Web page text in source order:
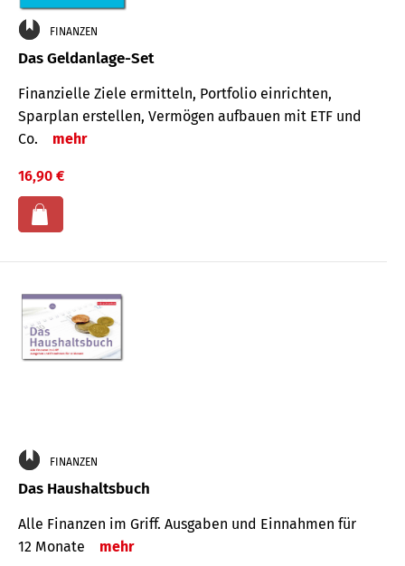
FINANZEN
Das Geldanlage-Set
Finanzielle Ziele ermitteln, Portfolio einrichten,
Sparplan erstellen, Vermögen aufbauen mit ETF und
Co.
mehr
16,90 €
FINANZEN
Das Haushaltsbuch
Alle Finanzen im Griff. Aus­gaben und Ein­nahmen für
12 Monate
mehr